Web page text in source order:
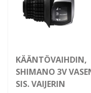
KÄÄNTÖVAIHDIN,
SHIMANO 3V
SIS. VAIJERIN